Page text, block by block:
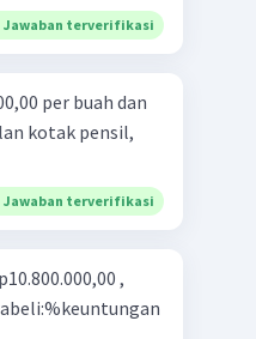
Jawaban terverifikasi
per buah dan
kotak pensil,
Jawaban terverifikasi
,